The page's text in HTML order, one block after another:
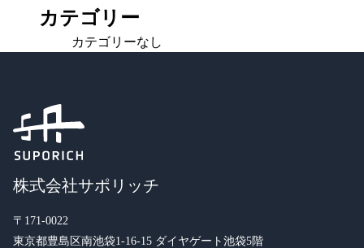
カテゴリー
カテゴリーなし
株式会社サポリッチ
〒171-0022
東京都豊島区南池袋1-16-15 ダイヤゲート池袋5階